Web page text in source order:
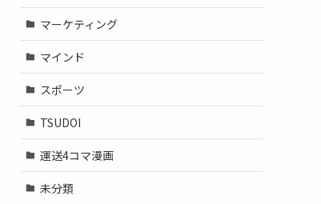
マーケティング
マインド
スポーツ
TSUDOI
運送4コマ漫画
未分類